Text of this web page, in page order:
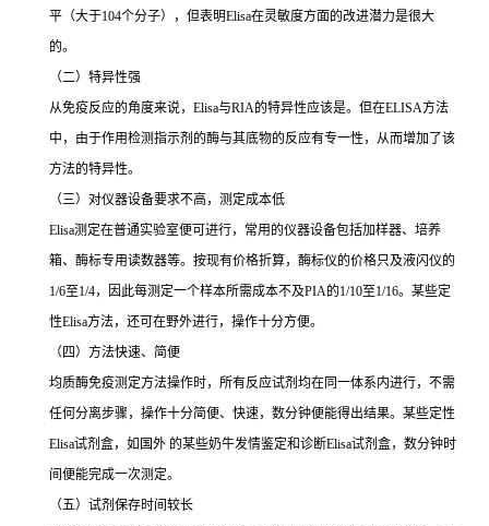
平（大于104个分子），但表明Elisa在灵敏度方面的改进潜力是很大
的。
（二）特异性强
从免疫反应的角度来说， Elisa与RIA的特异性应该是。但在ELISA方法
中，由于作用检测指示剂的酶与其底物的反应有专一性，从而增加了该
方法的特异性。
（三）对仪器设备要求不高，测定成本低
Elisa测定在普通实验室便可进行，常用的仪器设备包括加样器、培养
箱、酶标专用读数器等。按现有价格折算，酶标仪的价格只及液闪仪的
1/6至1/4，因此每测定一个样本所需成本不及PIA的1/10至1/16。某些定
性Elisa方法，还可在野外进行，操作十分方便。
（四）方法快速、简便
均质酶免疫测定方法操作时，所有反应试剂均在同一体系内进行，不需
任何分离步骤，操作十分简便、快速，数分钟便能得出结果。某些定性
Elisa试剂盒，如国外 的某些奶牛发情鉴定和诊断Elisa试剂盒，数分钟时
间便能完成一次测定。
（五）试剂保存时间较长